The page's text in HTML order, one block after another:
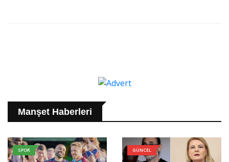
Manşet Haberleri
SPOR GÜNCEL